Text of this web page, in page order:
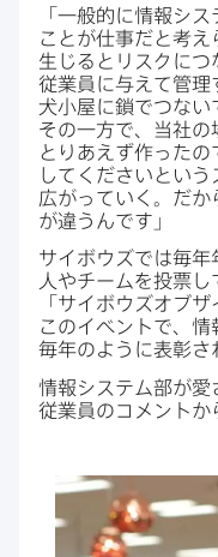
「一般的に​情報シ
ことが​仕事だと​考え
生じると​リスクに​つ
従業員に​与えて​管理
犬小屋に​鎖で​つない
その​一方で、​当社の​
とりあえず​作ったの
してくださいと​い
広がっていく。​だか
が​違うんです」
サイボウズでは​毎年
人や​チームを​投票
「サイボウズオブ
この​イベントで、​
毎年のように​表彰さ
情報システム部が​愛
従業員の​コメントか